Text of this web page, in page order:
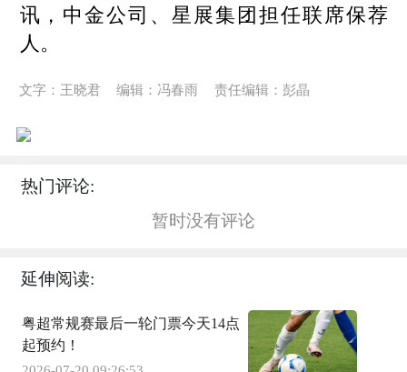
讯，中金公司、星展集团担任联席保荐
人。
文字：王晓君 编辑：冯春雨 责任编辑：彭晶
热门评论:
暂时没有评论
延伸阅读:
粤超常规赛最后一轮门票今天14点
起预约！